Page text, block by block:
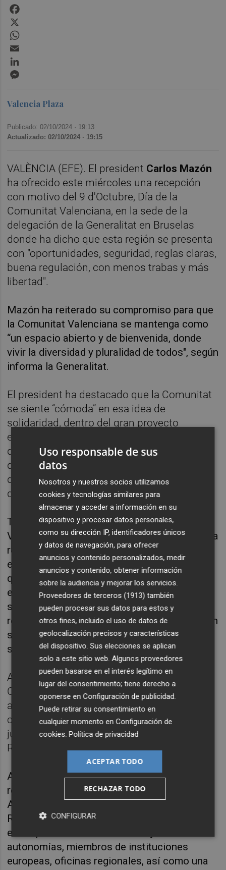
Valencia Plaza
Publicado: 02/10/2024 · 19:13
Actualizado: 02/10/2024 · 19:15
VALÈNCIA (EFE). El president Carlos Mazón
ha ofrecido este miércoles una recepción
con motivo del 9 d'Octubre, Día de la
Comunitat Valenciana, en la sede de la
delegación de la Generalitat en Bruselas
donde ha dicho que esta región se presenta
con "oportunidades, seguridad, reglas claras,
buena regulación, con menos trabas y más
libertad".
Mazón ha reiterado su compromiso para que
la Comunitat Valenciana se mantenga como
“un espacio abierto y de bienvenida, donde
vivir la diversidad y pluralidad de todos", según
informa la Generalitat.
El president ha destacado que la Comunitat
se siente “cómoda” en esa idea de
solidaridad, dentro del gran proyecto
europeo, construida “a partir de la búsqueda
de puntos de unión entre realidades
diversas”, conexiones que “siempre -ha
dicho- nos hacen más fuertes y nunca
debilitan”.
También ha subrayado que la Comunitat
Valenciana se presenta en Bruselas como una
región de Europa como espacio político que
es líder en logística y distribución comercial,
que tiene una aproximación “moderna y
equilibrada” del turismo, que “quiere y puede”
ser líder en energías renovables y que “no
renuncia a ocupar un espacio de referencia en
sectores como la automoción, el transporte
sostenible o la biomedicina”.
Asimismo, Mazón ha remarcado que la
Comunitat apuesta por la agricultura y el
agua, sostén de la industria agroalimentaria,
como destaca en el Dictamen que este
jueves defenderá ante el Comité de las
Regiones.
Al acto han asistido, además del embajador
representante de España ante la UE, Marcos
Alonso, y el embajador de España ante el
Reino de Bélgica,Alberto Antón
eurodiputados de la Comunitat y de otras
autonomías, miembros de instituciones
europeas, oficinas regionales, así como una
Uso responsable de sus
datos
Nosotros y nuestros socios utilizamos
cookies y tecnologías similares para
almacenar y acceder a información en su
dispositivo y procesar datos personales,
como su dirección IP, identificadores únicos
y datos de navegación, para ofrecer
anuncios y contenido personalizados, medir
anuncios y contenido, obtener información
sobre la audiencia y mejorar los servicios.
Proveedores de terceros (1913) también
pueden procesar sus datos para estos y
otros fines, incluido el uso de datos de
geolocalización precisos y características
del dispositivo. Sus elecciones se aplican
solo a este sitio web. Algunos proveedores
pueden basarse en el interés legítimo en
lugar del consentimiento; tiene derecho a
oponerse enConfiguración de publicidad.
Puede retirar su consentimiento en
cualquier momento enConfiguración de
cookies.Política de privacidad
ACEPTAR TODO
RECHAZAR TODO
CONFIGURAR